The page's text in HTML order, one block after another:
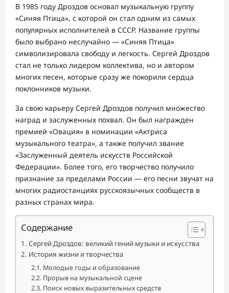
В 1985 году Дроздов основал музыкальную группу
«Синяя Птица», с которой он стал одним из самых
популярных исполнителей в СССР. Название группы
было выбрано неслучайно — «Синяя Птица»
символизировала свободу и легкость. Сергей Дроздов
стал не только лидером коллектива, но и автором
многих песен, которые сразу же покорили сердца
поклонников музыки.
За свою карьеру Сергей Дроздов получил множество
наград и заслуженных похвал. Он был награжден
премией «Овация» в номинации «Актриса
музыкального театра», а также получил звание
«Заслуженный деятель искусств Российской
Федерации». Более того, его творчество получило
признание за пределами России — его песни звучат на
многих радиостанциях русскоязычных сообществ в
разных странах мира.
Содержание
Сергей Дроздов: великий гений музыки и искусства
История жизни и творчества
Молодые годы и образование
Прорыв на музыкальной сцене
Поиск новых выразительных средств